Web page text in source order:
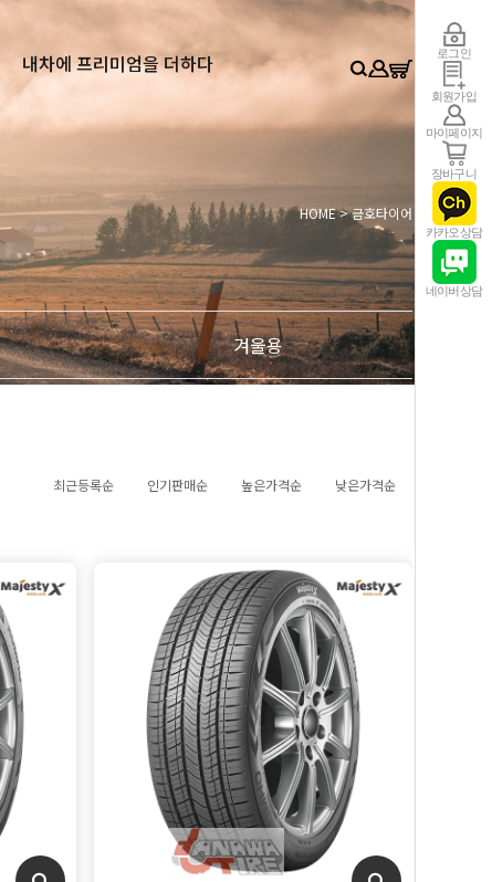
내차에 프리미엄을 더하다 로그인
회원가입
마이페이지
장바구니
카카오상담
네이버상담
HOME>금호타이어
겨울용
최근등록순 인기판매순 높은가격순 낮은가격순